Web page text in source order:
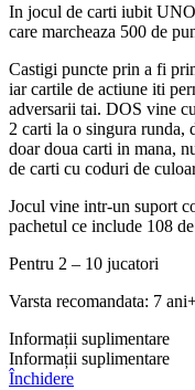
In jocul de carti iubit
care marcheaza 500 de
Castigi puncte prin a fi
iar cartile de actiune iti
adversarii tai. DOS vine
2 carti la o singura runda,
doar doua carti in mana,
de carti cu coduri de
Jocul vine intr-un suport
pachetul ce include 108
Pentru 2 – 10 jucatori
Varsta recomandata: 7
Informații suplimentare
Informații suplimentare
Închidere